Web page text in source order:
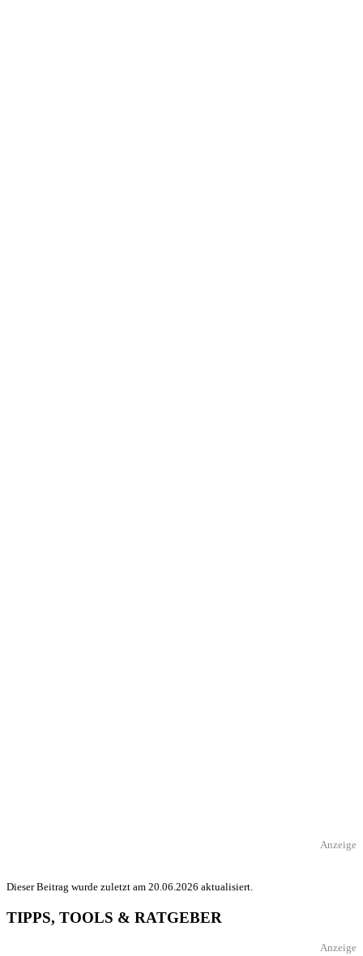
Anzeige
Dieser Beitrag wurde zuletzt am 20.06.2026 aktualisiert.
TIPPS, TOOLS & RATGEBER
Anzeige